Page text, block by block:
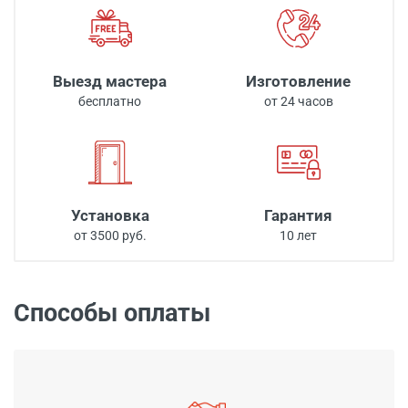
Выезд мастера
бесплатно
Изготовление
от 24 часов
Установка
от 3500 руб.
Гарантия
10 лет
Способы оплаты